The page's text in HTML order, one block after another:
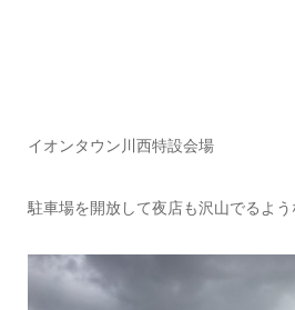
イオンタウン川西特設会場
駐車場を開放して夜店も沢山でるよう